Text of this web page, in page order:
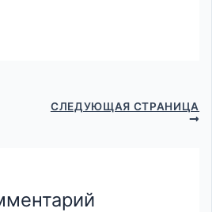
СЛЕДУЮЩАЯ СТРАНИЦА